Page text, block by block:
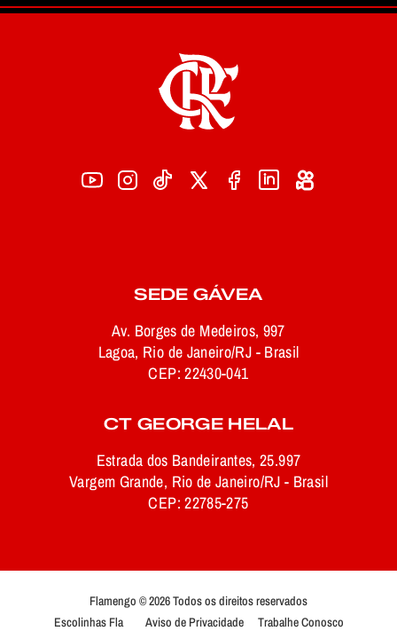
SEDE GÁVEA
Av. Borges de Medeiros, 997
Lagoa, Rio de Janeiro/RJ - Brasil
CEP: 22430-041
CT GEORGE HELAL
Estrada dos Bandeirantes, 25.997
Vargem Grande, Rio de Janeiro/RJ - Brasil
CEP: 22785-275
Flamengo © 2026 Todos os direitos reservados
Escolinhas Fla
Aviso de Privacidade Trabalhe Conosco